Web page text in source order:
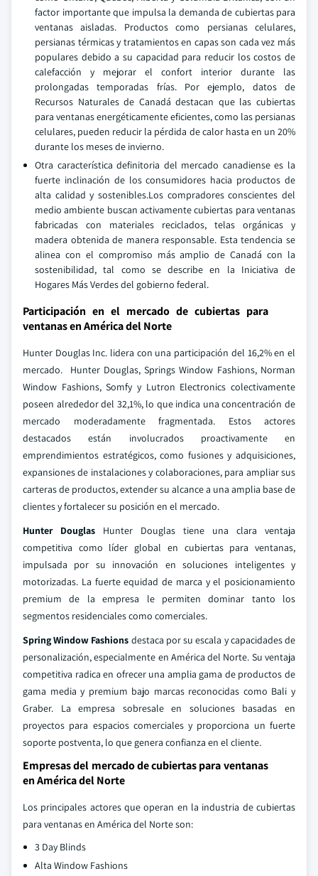
factor importante que impulsa la demanda de cubiertas para
ventanas aisladas. Productos como persianas celulares,
persianas térmicas y tratamientos en capas son cada vez más
populares debido a su capacidad para reducir los costos de
calefacción y mejorar el confort interior durante las
prolongadas temporadas frías. Por ejemplo, datos de
Recursos Naturales de Canadá destacan que las cubiertas
para ventanas energéticamente eficientes, como las persianas
celulares, pueden reducir la pérdida de calor hasta en un 20%
durante los meses de invierno.
Otra característica definitoria del mercado canadiense es la
fuerte inclinación de los consumidores hacia productos de
alta calidad y sostenibles.Los compradores conscientes del
medio ambiente buscan activamente cubiertas para ventanas
fabricadas con materiales reciclados, telas orgánicas y
madera obtenida de manera responsable. Esta tendencia se
alinea con el compromiso más amplio de Canadá con la
sostenibilidad, tal como se describe en la Iniciativa de
Hogares Más Verdes del gobierno federal.
Participación en el mercado de cubiertas para
ventanas en América del Norte
Hunter Douglas Inc. lidera con una participación del 16,2% en el
mercado. Hunter Douglas, Springs Window Fashions, Norman
Window Fashions, Somfy y Lutron Electronics colectivamente
poseen alrededor del 32,1%, lo que indica una concentración de
mercado moderadamente fragmentada. Estos actores
destacados están involucrados proactivamente en
emprendimientos estratégicos, como fusiones y adquisiciones,
expansiones de instalaciones y colaboraciones, para ampliar sus
carteras de productos, extender su alcance a una amplia base de
clientes y fortalecer su posición en el mercado.
Hunter Douglas Hunter Douglas tiene una clara ventaja
competitiva como líder global en cubiertas para ventanas,
impulsada por su innovación en soluciones inteligentes y
motorizadas. La fuerte equidad de marca y el posicionamiento
premium de la empresa le permiten dominar tanto los
segmentos residenciales como comerciales.
Spring Window Fashions destaca por su escala y capacidades de
personalización, especialmente en América del Norte. Su ventaja
competitiva radica en ofrecer una amplia gama de productos de
gama media y premium bajo marcas reconocidas como Bali y
Graber. La empresa sobresale en soluciones basadas en
proyectos para espacios comerciales y proporciona un fuerte
soporte postventa, lo que genera confianza en el cliente.
Empresas del mercado de cubiertas para ventanas
en América del Norte
Los principales actores que operan en la industria de cubiertas
para ventanas en América del Norte son:
3 Day Blinds
Alta Window Fashions